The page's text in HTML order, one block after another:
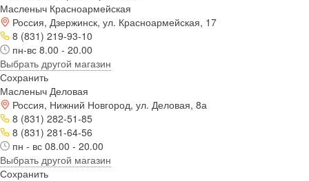
Масленыч Красноармейская
Россия, Дзержинск, ул. Красноармейская, 17
8 (831) 219-93-10
пн-вс 8.00 - 20.00
Выбрать другой магазин
Сохранить
Масленыч Деловая
Россия, Нижний Новгород, ул. Деловая, 8а
8 (831) 282-51-85
8 (831) 281-64-56
пн - вс 08.00 - 20.00
Выбрать другой магазин
Сохранить